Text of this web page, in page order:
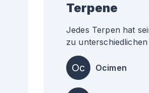
Terpene
Jedes Terpen hat
zu
Oc Ocimen